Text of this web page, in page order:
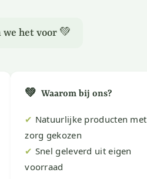
het voor 💚
💚 Waarom bij ons?
✔ Natuurlijke producten met
zorg gekozen
✔ Snel geleverd uit eigen
voorraad